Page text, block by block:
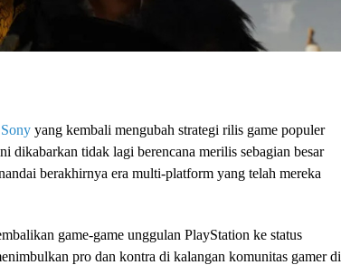
Sony yang kembali mengubah strategi rilis game populer
dikabarkan tidak lagi berencana merilis sebagian besar
berakhirnya era multi-platform yang telah mereka
game-game unggulan PlayStation ke status
pro dan kontra di kalangan komunitas gamer di